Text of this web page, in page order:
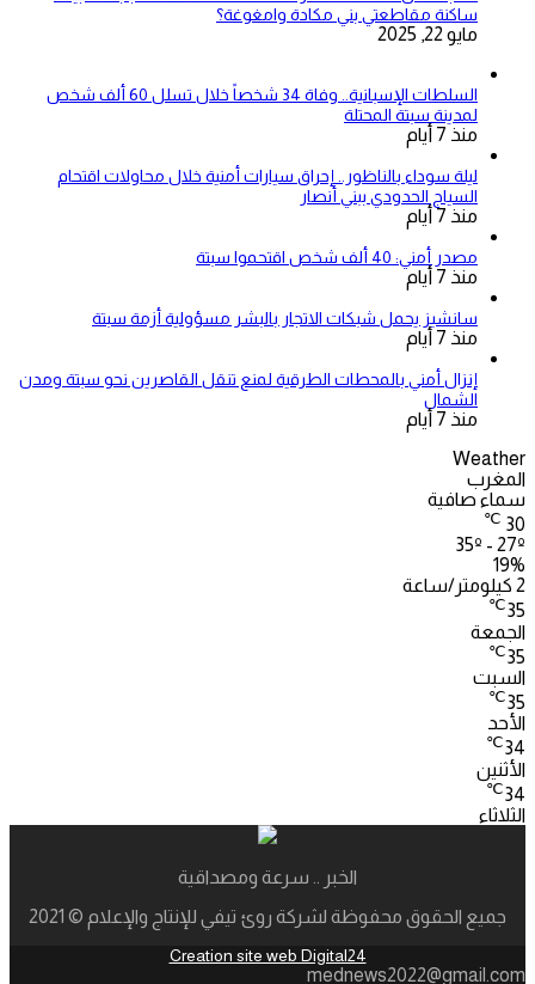
ساكنة مقاطعتي بني مكادة وامغوغة؟
مايو 22, 2025
السلطات الإسبانية.. وفاة 34 شخصاً خلال تسلل 60 ألف شخص
لمدينة سبتة المحتلة
منذ 7 أيام
ليلة سوداء بالناظور.. إحراق سيارات أمنية خلال محاولات اقتحام
السياج الحدودي ببني أنصار
منذ 7 أيام
مصدر أمني: 40 ألف شخص اقتحموا سبتة
منذ 7 أيام
سانشيز يحمل شبكات الاتجار بالبشر مسؤولية أزمة سبتة
منذ 7 أيام
إنزال أمني بالمحطات الطرقية لمنع تنقل القاصرين نحو سبتة ومدن
الشمال
منذ 7 أيام
Weather
المغرب
سماء صافية
30
℃
35º - 27º
19%
2 كيلومتر/ساعة
35
℃
الجمعة
35
℃
السبت
35
℃
الأحد
34
℃
الأثنين
34
℃
الثلاثاء
الخبر .. سرعة ومصداقية
جميع الحقوق محفوظة لشركة روئ تيفي للإنتاج والإعلام © 2021
Creation site web Digital24
mednews2022@gmail.com